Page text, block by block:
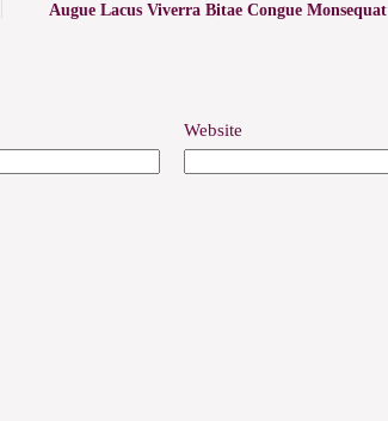
Augue Lacus Viverra Bitae Congue Monsequat
Website